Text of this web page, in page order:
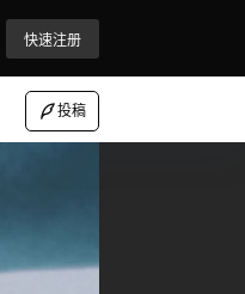
快速注册
投稿